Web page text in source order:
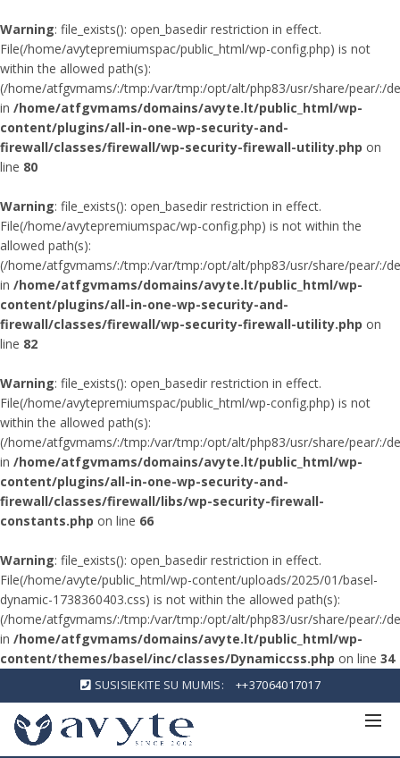
Warning: file_exists(): open_basedir restriction in effect.
File(/home/avytepremiumspac/public_html/wp-config.php) is not
within the allowed path(s):
(/home/atfgvmams/:/tmp:/var/tmp:/opt/alt/php83/usr/share/pear/:/
in /home/atfgvmams/domains/avyte.lt/public_html/wp-
content/plugins/all-in-one-wp-security-and-
firewall/classes/firewall/wp-security-firewall-utility.php on
line 80
Warning: file_exists(): open_basedir restriction in effect.
File(/home/avytepremiumspac/wp-config.php) is not within the
allowed path(s):
(/home/atfgvmams/:/tmp:/var/tmp:/opt/alt/php83/usr/share/pear/:/
in /home/atfgvmams/domains/avyte.lt/public_html/wp-
content/plugins/all-in-one-wp-security-and-
firewall/classes/firewall/wp-security-firewall-utility.php on
line 82
Warning: file_exists(): open_basedir restriction in effect.
File(/home/avytepremiumspac/public_html/wp-config.php) is not
within the allowed path(s):
(/home/atfgvmams/:/tmp:/var/tmp:/opt/alt/php83/usr/share/pear/:/
in /home/atfgvmams/domains/avyte.lt/public_html/wp-
content/plugins/all-in-one-wp-security-and-
firewall/classes/firewall/libs/wp-security-firewall-
constants.php on line 66
Warning: file_exists(): open_basedir restriction in effect.
File(/home/avyte/public_html/wp-content/uploads/2025/01/basel-
dynamic-1738360403.css) is not within the allowed path(s):
(/home/atfgvmams/:/tmp:/var/tmp:/opt/alt/php83/usr/share/pear/:/
in /home/atfgvmams/domains/avyte.lt/public_html/wp-
content/themes/basel/inc/classes/Dynamiccss.php on line 34
SUSISIEKITE SU MUMIS: ++37064017017